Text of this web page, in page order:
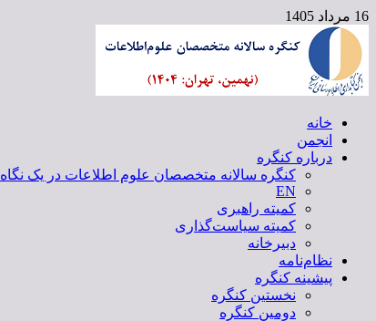
16 مرداد 1405
کنگره سالانه متخصصان علوم اطلاعات
خانه
انجمن
درباره کنگره
کنگره سالانه متخصصان علوم اطلاعات در یک نگاه
EN
کمیته راهبری
کمیته سیاست‌گذاری
دبیرخانه
نظام‌نامه
پیشینه کنگره
نخستین کنگره
دومین کنگره